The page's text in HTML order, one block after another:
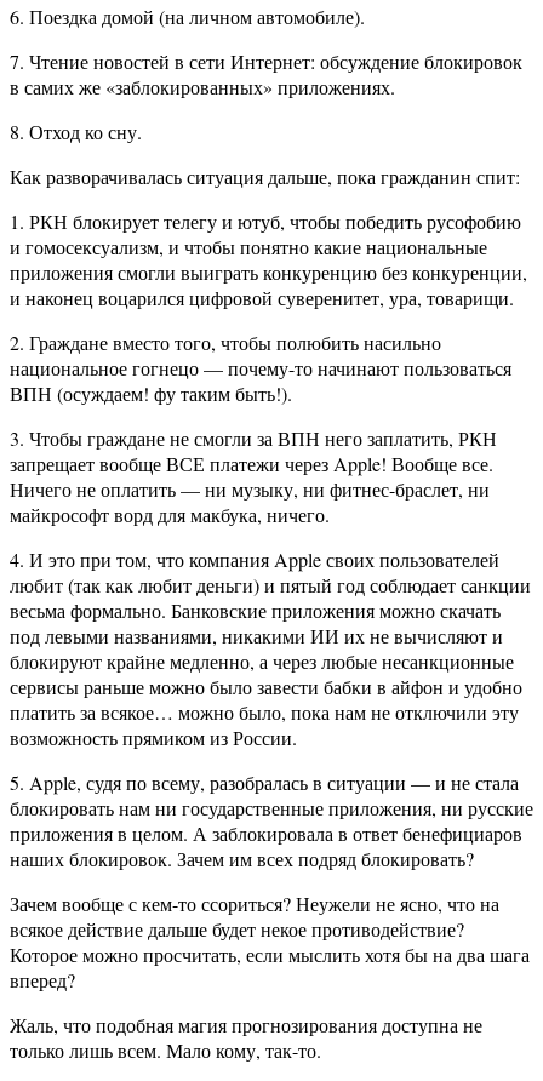
6. Поездка домой (на личном автомобиле).
7. Чтение новостей в сети Интернет: обсуждение блокировок
в самих же «заблокированных» приложениях.
8. Отход ко сну.
Как разворачивалась ситуация дальше, пока гражданин спит:
1. РКН блокирует телегу и ютуб, чтобы победить русофобию
и гомосексуализм, и чтобы понятно какие национальные
приложения смогли выиграть конкуренцию без конкуренции,
и наконец воцарился цифровой суверенитет, ура, товарищи.
2. Граждане вместо того, чтобы полюбить насильно
национальное гогнецо — почему-то начинают пользоваться
ВПН (осуждаем! фу таким быть!).
3. Чтобы граждане не смогли за ВПН него заплатить, РКН
запрещает вообще ВСЕ платежи через Apple! Вообще все.
Ничего не оплатить — ни музыку, ни фитнес-браслет, ни
майкрософт ворд для макбука, ничего.
4. И это при том, что компания Apple своих пользователей
любит (так как любит деньги) и пятый год соблюдает санкции
весьма формально. Банковские приложения можно скачать
под левыми названиями, никакими ИИ их не вычисляют и
блокируют крайне медленно, а через любые несанкционные
сервисы раньше можно было завести бабки в айфон и удобно
платить за всякое… можно было, пока нам не отключили эту
возможность прямиком из России.
5. Apple, судя по всему, разобралась в ситуации — и не стала
блокировать нам ни государственные приложения, ни русские
приложения в целом. А заблокировала в ответ бенефициаров
наших блокировок. Зачем им всех подряд блокировать?
Зачем вообще с кем-то ссориться? Неужели не ясно, что на
всякое действие дальше будет некое противодействие?
Которое можно просчитать, если мыслить хотя бы на два шага
вперед?
Жаль, что подобная магия прогнозирования доступна не
только лишь всем. Мало кому, так-то.